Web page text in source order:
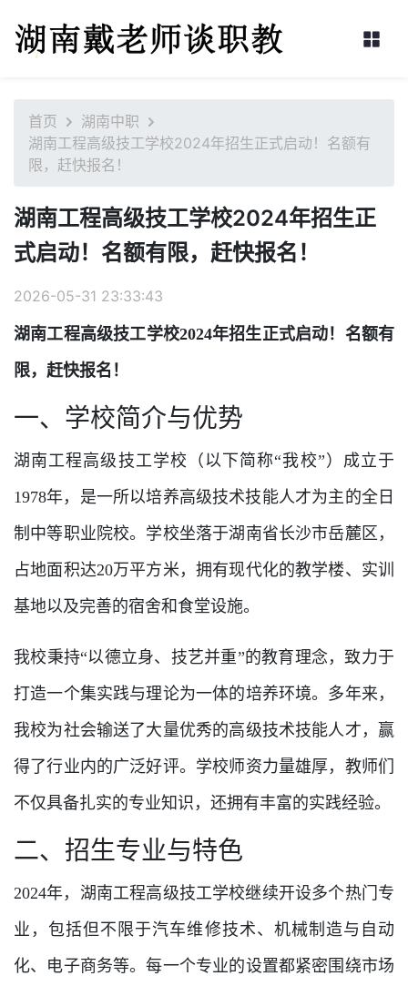
首页
湖南中职
湖南工程高级技工学校2024年招生正式启动！名额有
限，赶快报名！
湖南工程高级技工学校2024年招生正
式启动！名额有限，赶快报名！
2026-05-31 23:33:43
湖南工程高级技工学校2024年招生正式启动！名额有
限，赶快报名！
一、学校简介与优势
湖南工程高级技工学校（以下简称“我校”）成立于
1978年，是一所以培养高级技术技能人才为主的全日
制中等职业院校。学校坐落于湖南省长沙市岳麓区，
占地面积达20万平方米，拥有现代化的教学楼、实训
基地以及完善的宿舍和食堂设施。
我校秉持“以德立身、技艺并重”的教育理念，致力于
打造一个集实践与理论为一体的培养环境。多年来，
我校为社会输送了大量优秀的高级技术技能人才，赢
得了行业内的广泛好评。学校师资力量雄厚，教师们
不仅具备扎实的专业知识，还拥有丰富的实践经验。
二、招生专业与特色
2024年，湖南工程高级技工学校继续开设多个热门专
业，包括但不限于汽车维修技术、机械制造与自动
化、电子商务等。每一个专业的设置都紧密围绕市场